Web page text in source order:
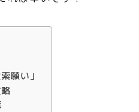
願い」